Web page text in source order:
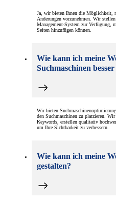
Ja, wir bieten Ihnen die Möglichkeit,
Änderungen vorzunehmen. Wir
Management-System zur Verfügung,
Seiten hinzufügen können.
Wie kann ich meine
Suchmaschinen
Wir bieten
den Suchmaschinen zu platzieren.
Keywords, erstellen qualitativ
um Ihre Sichtbarkeit zu verbessern.
Wie kann ich meine
gestalten?